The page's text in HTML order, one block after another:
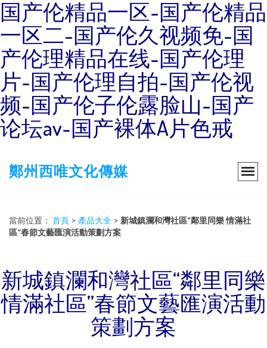
国产伦精品一区-国产伦精品
一区二-国产伦久视频免-国
产伦理精品在线-国产伦理
片-国产伦理自拍-国产伦视
频-国产伦子伦露脸山-国产
论坛av-国产裸体A片色戒
鄭州西唯文化傳媒
當前位置： 首頁 > 產品大全 > 新城鎮瀾和灣社區“鄰里同樂 情滿社
區”春節文藝匯演活動策劃方案
新城鎮瀾和灣社區“鄰里同樂
情滿社區”春節文藝匯演活動
策劃方案